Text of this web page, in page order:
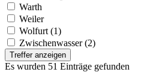
Warth
Weiler
Wolfurt (1)
Zwischenwasser (2)
Treffer anzeigen
Es wurden 51 Einträge gefunden